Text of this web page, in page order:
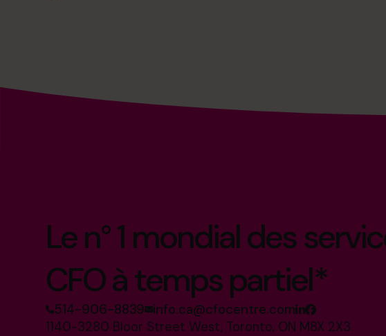
Le n° 1 mondial des
CFO à temps partiel*
514-906-8839 info.ca@cfocentre.com
1140-3280 Bloor Street West, Toronto, ON M8X 2X3